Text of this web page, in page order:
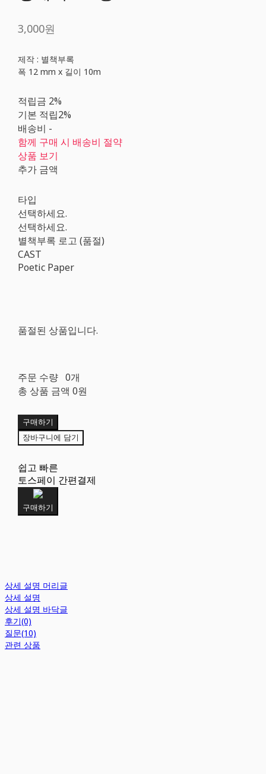
3,000원
제작 : 별책부록
폭 12 mm x 길이 10m
적립금 2%
기본 적립2%
배송비 -
함께 구매 시 배송비 절약
상품 보기
추가 금액
타입
선택하세요.
선택하세요.
별책부록 로고 (품절)
CAST
Poetic Paper
품절된 상품입니다.
주문 수량 0개
총 상품 금액 0원
구매하기
장바구니에 담기
쉽고 빠른
토스페이 간편결제
구매하기
상세 설명 머리글
상세 설명
상세 설명 바닥글
후기(0)
질문(10)
관련 상품